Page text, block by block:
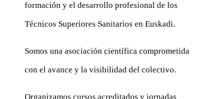
formación y el desarrollo profesional de los
Técnicos Superiores Sanitarios en Euskadi.
Somos una asociación científica comprometida
con el avance y la visibilidad del colectivo.
Organizamos cursos acreditados y jornadas